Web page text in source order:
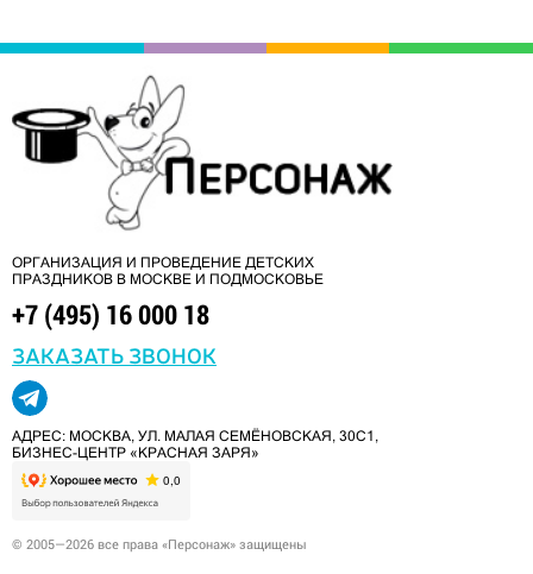
ОРГАНИЗАЦИЯ И ПРОВЕДЕНИЕ ДЕТСКИХ
ПРАЗДНИКОВ В МОСКВЕ И ПОДМОСКОВЬЕ
+7 (495) 16 000 18
ЗАКАЗАТЬ ЗВОНОК
АДРЕС: МОСКВА, УЛ. МАЛАЯ СЕМЁНОВСКАЯ, 30С1,
БИЗНЕС-ЦЕНТР «КРАСНАЯ ЗАРЯ»
© 2005—2026 все права «Персонаж» защищены